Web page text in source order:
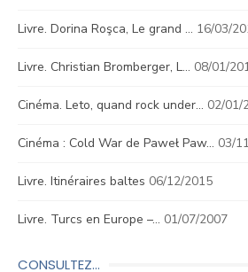
Livre. Dorina Roşca, Le grand … 16/03/
Livre. Christian Bromberger, L… 08/01/
Cinéma. Leto, quand rock under… 02/01/
Cinéma : Cold War de Paweł Paw… 03/
Livre. Itinéraires baltes 06/12/2015
Livre. Turcs en Europe –… 01/07/2007
CONSULTEZ…